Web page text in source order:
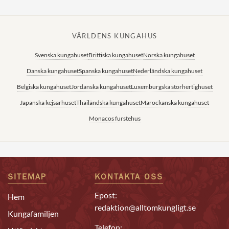
VÄRLDENS KUNGAHUS
Svenska kungahusetBrittiska kungahusetNorska kungahuset
Danska kungahusetSpanska kungahusetNederländska kungahuset
Belgiska kungahusetJordanska kungahusetLuxemburgska storhertighuset
Japanska kejsarhusetThailändska kungahusetMarockanska kungahuset
Monacos furstehus
SITEMAP
Hem
Kungafamiljen
KONTAKTA OSS
Epost:
redaktion@alltomkungligt.se